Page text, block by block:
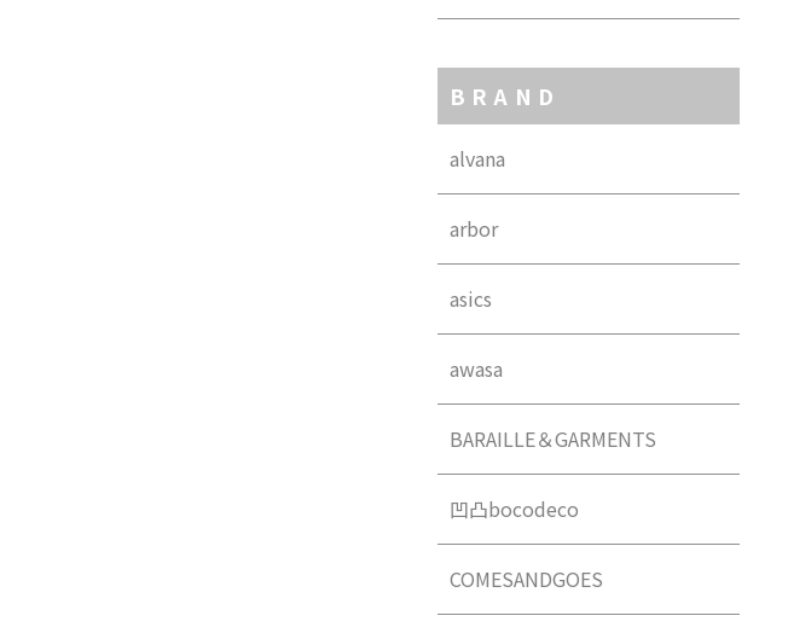
BRAND
alvana
arbor
asics
awasa
BARAILLE＆GARMENTS
凹凸bocodeco
COMESANDGOES